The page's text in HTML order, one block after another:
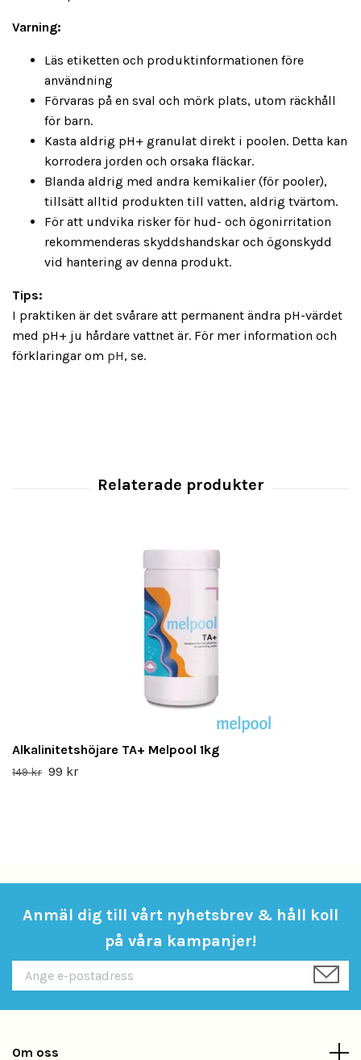
Varning:
Läs etiketten och produktinformationen före
användning
Förvaras på en sval och mörk plats, utom räckhåll
för barn.
Kasta aldrig pH+ granulat direkt i poolen. Detta kan
korrodera jorden och orsaka fläckar.
Blanda aldrig med andra kemikalier (för pooler),
tillsätt alltid produkten till vatten, aldrig tvärtom.
För att undvika risker för hud- och ögonirritation
rekommenderas skyddshandskar och ögonskydd
vid hantering av denna produkt.
Tips:
I praktiken är det svårare att permanent ändra pH-värdet
med pH+ ju hårdare vattnet är. För mer information och
förklaringar om pH, se.
Alkalinitetshöjare TA+ Melpool 1kg
149 kr 99 kr
Anmäl dig till vårt nyhetsbrev & håll koll
på våra kampanjer!
Om oss